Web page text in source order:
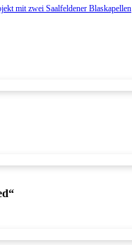
mit zwei Saalfeldener Blaskapellen